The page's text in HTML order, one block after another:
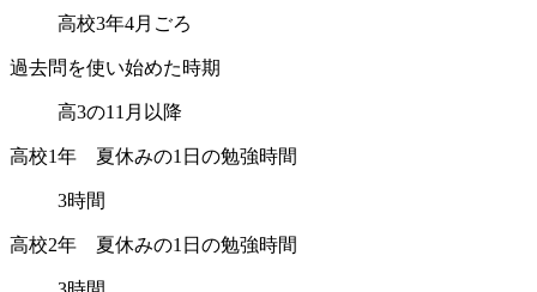
高校3年4月ごろ
過去問を使い始めた時期
高3の11月以降
高校1年 夏休みの1日の勉強時間
3時間
高校2年 夏休みの1日の勉強時間